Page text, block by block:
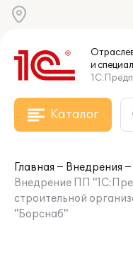
и
Каталог
Главная
Внедрения
Внедрение ПП
строительной
"Борснаб"